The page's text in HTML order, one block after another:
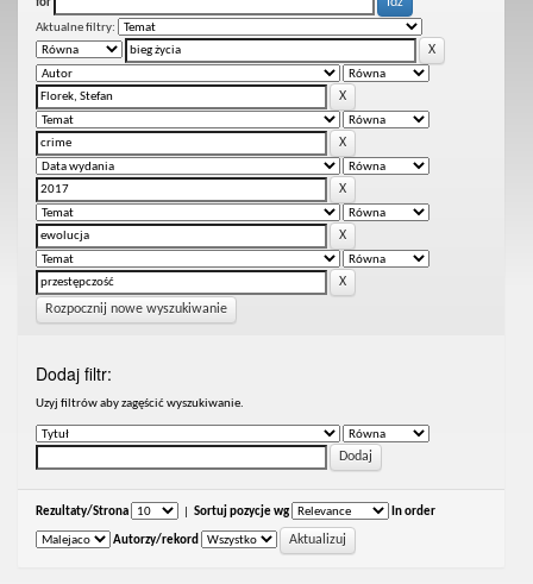
for
Aktualne filtry:
Rozpocznij nowe wyszukiwanie
Dodaj filtr:
Uzyj filtrów aby zagęścić wyszukiwanie.
Rezultaty/Strona Sortuj pozycje wg In order
Autorzy/rekord